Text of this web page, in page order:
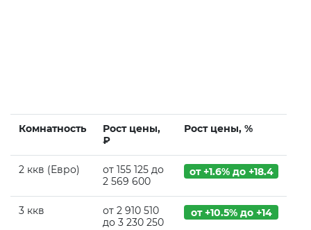
Комнатность
Рост цены,
₽
Рост цены, %
2 ккв (Евро)
от 155 125 до
2 569 600
от +1.6% до +18.4
3 ккв
от 2 910 510
до 3 230 250
от +10.5% до +14